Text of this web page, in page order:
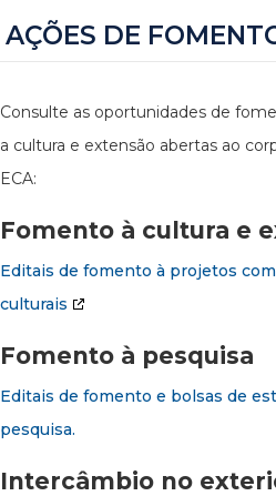
AÇÕES DE
Consulte as oportunidades de
a cultura e extensão abertas ao
ECA:
Fomento à cultura e
Editais de fomento à projetos
culturais
Fomento à pesquisa
Editais de fomento e bolsas de
pesquisa.
Intercâmbio no